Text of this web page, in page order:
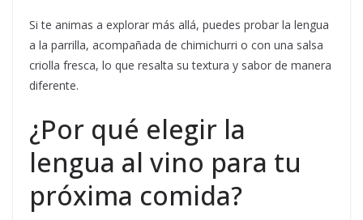
Si te animas a explorar más allá, puedes probar la lengua
a la parrilla, acompañada de chimichurri o con una salsa
criolla fresca, lo que resalta su textura y sabor de manera
diferente.
¿Por qué elegir la
lengua al vino para tu
próxima comida?